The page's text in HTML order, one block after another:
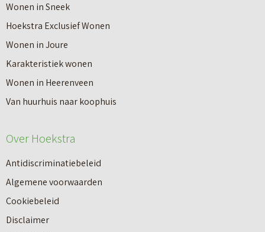
Wonen in Sneek
Hoekstra Exclusief Wonen
Wonen in Joure
Karakteristiek wonen
Wonen in Heerenveen
Van huurhuis naar koophuis
Over Hoekstra
Antidiscriminatiebeleid
Algemene voorwaarden
Cookiebeleid
Disclaimer